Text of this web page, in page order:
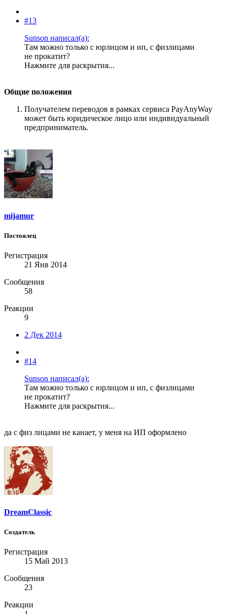
#13
Sunson написал(а):
Там можно только с юрлицом и ип, с физлицами
не прокатит?
Нажмите для раскрытия...
Общие положения
Получателем переводов в рамках сервиса PayAnyWay
может быть юридическое лицо или индивидуальный
предприниматель.
mijamur
Постоялец
Регистрация
21 Янв 2014
Сообщения
58
Реакции
9
2 Дек 2014
#14
Sunson написал(а):
Там можно только с юрлицом и ип, с физлицами
не прокатит?
Нажмите для раскрытия...
да с физ лицами не канает, у меня на ИП оформлено
DreamClassic
Создатель
Регистрация
15 Май 2013
Сообщения
23
Реакции